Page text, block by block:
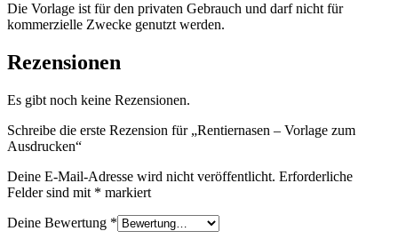
Die Vorlage ist für den privaten Gebrauch und darf nicht für
kommerzielle Zwecke genutzt werden.
Rezensionen
Es gibt noch keine Rezensionen.
Schreibe die erste Rezension für „Rentiernasen – Vorlage zum
Ausdrucken“
Deine E-Mail-Adresse wird nicht veröffentlicht. Erforderliche
Felder sind mit * markiert
Deine Bewertung *